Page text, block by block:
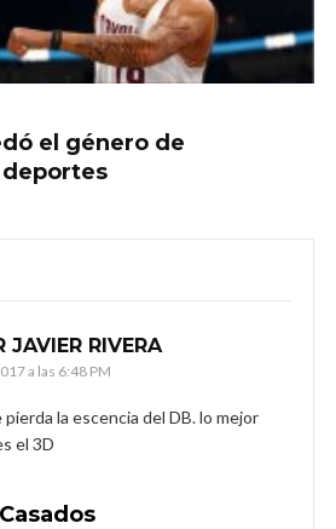
el género de
JAVIER RIVERA
a las 6:48 PM
la escencia del DB. lo mejor
el 3D